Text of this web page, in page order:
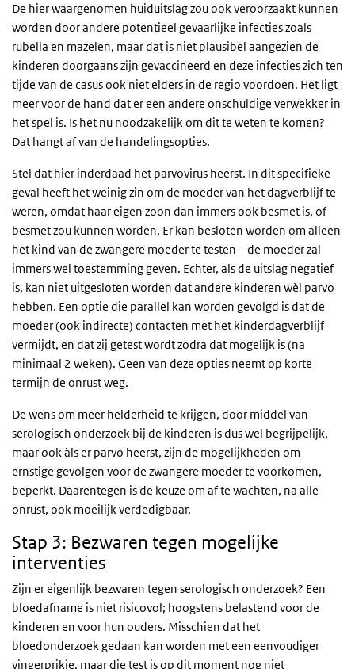
De hier waargenomen huiduitslag zou ook veroorzaakt kunnen
worden door andere potentieel gevaarlijke infecties zoals
rubella en mazelen, maar dat is niet plausibel aangezien de
kinderen doorgaans zijn gevaccineerd en deze infecties zich ten
tijde van de casus ook niet elders in de regio voordoen. Het ligt
meer voor de hand dat er een andere onschuldige verwekker in
het spel is. Is het nu noodzakelijk om dit te weten te komen?
Dat hangt af van de handelingsopties.
Stel dat hier inderdaad het parvovirus heerst. In dit specifieke
geval heeft het weinig zin om de moeder van het dagverblijf te
weren, omdat haar eigen zoon dan immers ook besmet is, of
besmet zou kunnen worden. Er kan besloten worden om alleen
het kind van de zwangere moeder te testen – de moeder zal
immers wel toestemming geven. Echter, als de uitslag negatief
is, kan niet uitgesloten worden dat andere kinderen wèl parvo
hebben. Een optie die parallel kan worden gevolgd is dat de
moeder (ook indirecte) contacten met het kinderdagverblijf
vermijdt, en dat zij getest wordt zodra dat mogelijk is (na
minimaal 2 weken). Geen van deze opties neemt op korte
termijn de onrust weg.
De wens om meer helderheid te krijgen, door middel van
serologisch onderzoek bij de kinderen is dus wel begrijpelijk,
maar ook àls er parvo heerst, zijn de mogelijkheden om
ernstige gevolgen voor de zwangere moeder te voorkomen,
beperkt. Daarentegen is de keuze om af te wachten, na alle
onrust, ook moeilijk verdedigbaar.
Stap 3: Bezwaren tegen mogelijke
interventies
Zijn er eigenlijk bezwaren tegen serologisch onderzoek? Een
bloedafname is niet risicovol; hoogstens belastend voor de
kinderen en voor hun ouders. Misschien dat het
bloedonderzoek gedaan kan worden met een eenvoudiger
vingerprikje, maar die test is op dit moment nog niet